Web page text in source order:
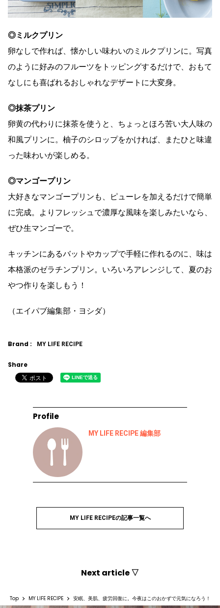
◎ミルクプリン
卵なしで作れば、懐かしい味わいのミルクプリンに。写真
のように好みのフルーツをトッピングするだけで、おもて
なしにも喜ばれるおしゃれなデザートに大変身。
◎抹茶プリン
卵黄の代わりに抹茶を使うと、ちょっとほろ苦い大人味の
和風プリンに。柚子のシロップをかければ、またひと味違
った味わいが楽しめる。
◎マンゴープリン
大好きなマンゴープリンも、ピューレを加えるだけで簡単
に完成。よりフレッシュで濃厚な風味を楽しみたいなら、
ぜひ生マンゴーで。
キッチンにあるバットやカップで手軽に作れるのに、味は
本格派のゼラチンプリン。いろいろアレンジして、夏のお
やつ作りを楽しもう！
（エイパブ編集部・ヨシダ）
Brand : MY LIFE RECIPE
Share
Profile
MY LIFE RECIPE 編集部
MY LIFE RECIPEの記事一覧へ
Next article ▽
Top MY LIFE RECIPE 安眠、美肌、疲労回復に。今夜はこのおかずで元気になろう！